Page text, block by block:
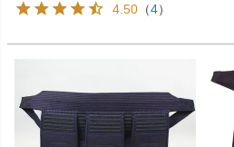
4.50 （4）